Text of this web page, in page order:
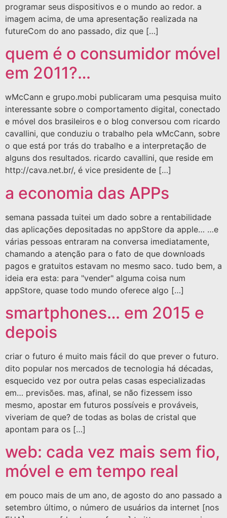
programar seus dispositivos e o mundo ao redor. a
imagem acima, de uma apresentação realizada na
futureCom do ano passado, diz que […]
quem é o consumidor móvel
em 2011?…
wMcCann e grupo.mobi publicaram uma pesquisa muito
interessante sobre o comportamento digital, conectado
e móvel dos brasileiros e o blog conversou com ricardo
cavallini, que conduziu o trabalho pela wMcCann, sobre
o que está por trás do trabalho e a interpretação de
alguns dos resultados. ricardo cavallini, que reside em
http://cava.net.br/, é vice presidente de […]
a economia das APPs
semana passada tuitei um dado sobre a rentabilidade
das aplicações depositadas no appStore da apple… …e
várias pessoas entraram na conversa imediatamente,
chamando a atenção para o fato de que downloads
pagos e gratuitos estavam no mesmo saco. tudo bem, a
ideia era esta: para "vender" alguma coisa num
appStore, quase todo mundo oferece algo […]
smartphones… em 2015 e
depois
criar o futuro é muito mais fácil do que prever o futuro.
dito popular nos mercados de tecnologia há décadas,
esquecido vez por outra pelas casas especializadas
em… previsões. mas, afinal, se não fizessem isso
mesmo, apostar em futuros possíveis e prováveis,
viveriam de que? de todas as bolas de cristal que
apontam para os […]
web: cada vez mais sem fio,
móvel e em tempo real
em pouco mais de um ano, de agosto do ano passado a
setembro último, o número de usuários da internet [nos